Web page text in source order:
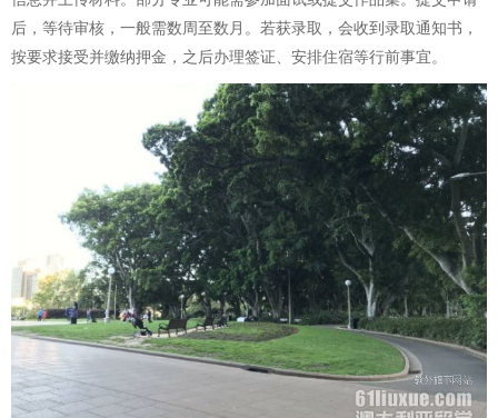
后，等待审核，一般需数周至数月。若获录取，会收到录取通知书，
按要求接受并缴纳押金，之后办理签证、安排住宿等行前事宜。